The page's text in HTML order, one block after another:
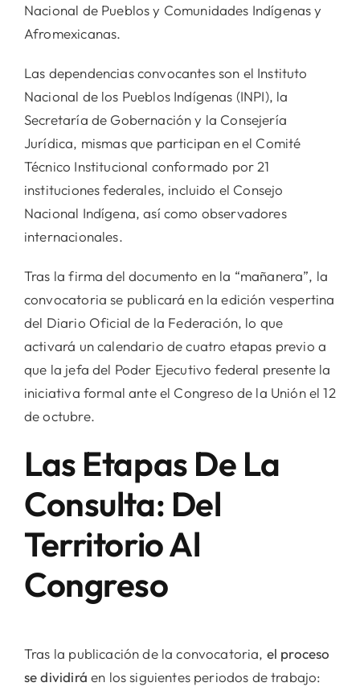
Nacional de Pueblos y Comunidades Indígenas y
Afromexicanas.
Las dependencias convocantes son el Instituto
Nacional de los Pueblos Indígenas (INPI), la
Secretaría de Gobernación y la Consejería
Jurídica, mismas que participan en el Comité
Técnico Institucional conformado por 21
instituciones federales, incluido el Consejo
Nacional Indígena, así como observadores
internacionales.
Tras la firma del documento en la “mañanera”, la
convocatoria se publicará en la edición vespertina
del Diario Oficial de la Federación, lo que
activará un calendario de cuatro etapas previo a
que la jefa del Poder Ejecutivo federal presente la
iniciativa formal ante el Congreso de la Unión el 12
de octubre.
Las Etapas De La
Consulta: Del
Territorio Al
Congreso
Tras la publicación de la convocatoria, el proceso
se dividiráen los siguientes periodos de trabajo: